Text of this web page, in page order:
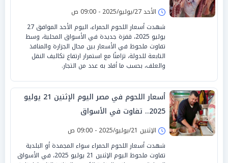
الأحد 27/يوليو/2025 - 09:00 ص
شهدت أسعار اللحوم الحمراء، اليوم الأحد الموافق 27
يوليو 2025، قفزة جديدة في الأسواق المحلية، وسط
تفاوت ملحوظ في الأسعار بين محال الجزارة والمنافذ
التابعة للدولة، تزامنًا مع استمرار ارتفاع تكاليف النقل
والعلف، بحسب ما أفاد به عدد من التجار.
أسعار اللحوم في مصر اليوم الإثنين 21 يوليو
2025.. تفاوت في الأسواق
الإثنين 21/يوليو/2025 - 09:00 ص
شهدت أسعار اللحوم الحمراء سواء المجمدة أو البلدية
تفاوت ملحوظ اليوم الإثنين 21 يوليو 2025، في الأسواق